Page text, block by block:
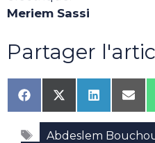
Meriem Sassi
Partager
Share
on
Facebook
Share
on
X
(Twitter)
Share
on
LinkedIn
on
Étiquettes
Abdeslem